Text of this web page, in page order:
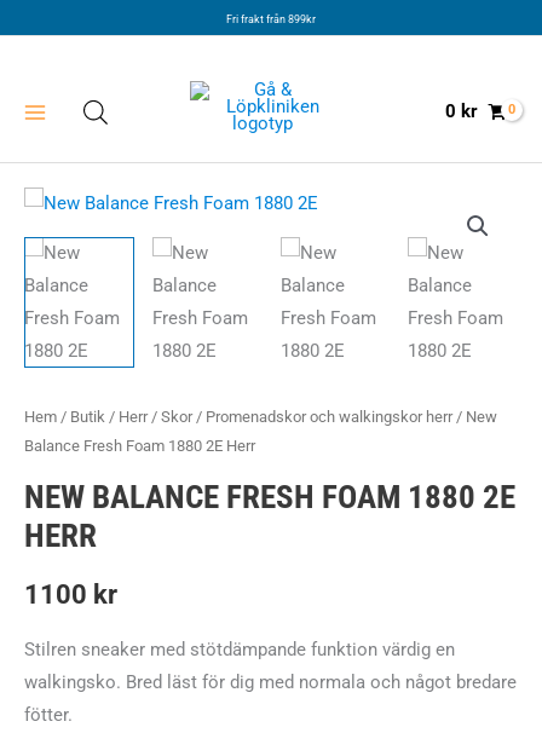
Fri frakt från 899kr
0 kr
Hem / Butik / Herr/ Skor/ Promenadskor och walkingskor herr/ New
Balance Fresh Foam 1880 2E Herr
NEW BALANCE FRESH FOAM 1880 2E
HERR
1100 kr
Stilren sneaker med stötdämpande funktion värdig en
walkingsko. Bred läst för dig med normala och något bredare
fötter.